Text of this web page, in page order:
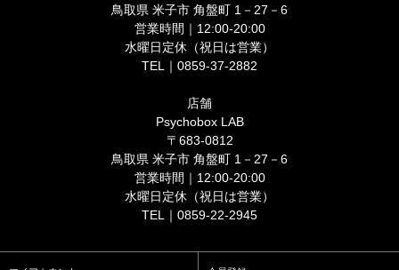
鳥取県 米子市 角盤町 1－27－6
営業時間｜12:00-20:00
水曜日定休（祝日は営業）
TEL｜0859-37-2882
店舗
Psychobox LAB
〒683-0812
鳥取県 米子市 角盤町 1－27－6
営業時間｜12:00-20:00
水曜日定休（祝日は営業）
TEL｜0859-22-2945